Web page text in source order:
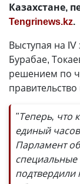
Казахстане,
Tengrinews.kz.
Выступая на
Бурабае,
решением по
"Теперь, что
единый
Парламент
специальные
подтвердили